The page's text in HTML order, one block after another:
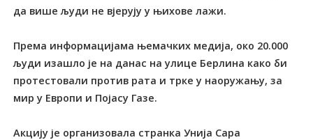
да више људи не вјерују у њихове лажи.
Према информацијама њемачких медија, око 20.000
људи изашло је на данас на улице Берлина како би
протестовали против рата и трке у наоружању, за
мир у Европи и Појасу Газе.
Акцију је организовала странка Унија Сара